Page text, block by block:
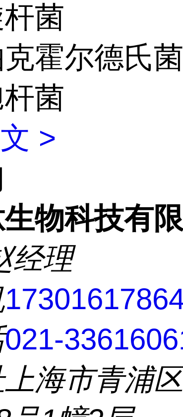
菌
霍尔德氏菌
菌
>
物科技有
经理
021-
上海市青浦